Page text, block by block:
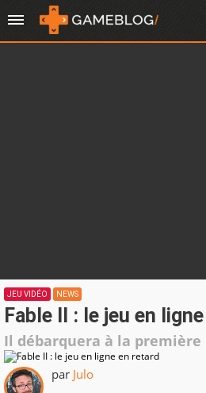
JEU VIDÉO NEWS
Fable II : le jeu en
Il débarquera à la
par Julo